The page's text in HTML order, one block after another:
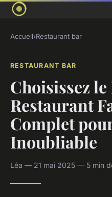
Accueil›Restaurant bar
RESTAURANT BAR
Choisissez
Restaurant
Complet
Inoubliable
Léa — 21 mai 2025 — 5 min